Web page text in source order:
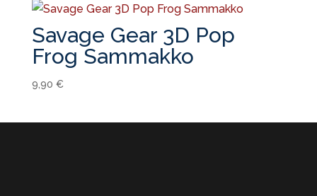
Savage Gear 3D Pop
Frog Sammakko
9,90 €